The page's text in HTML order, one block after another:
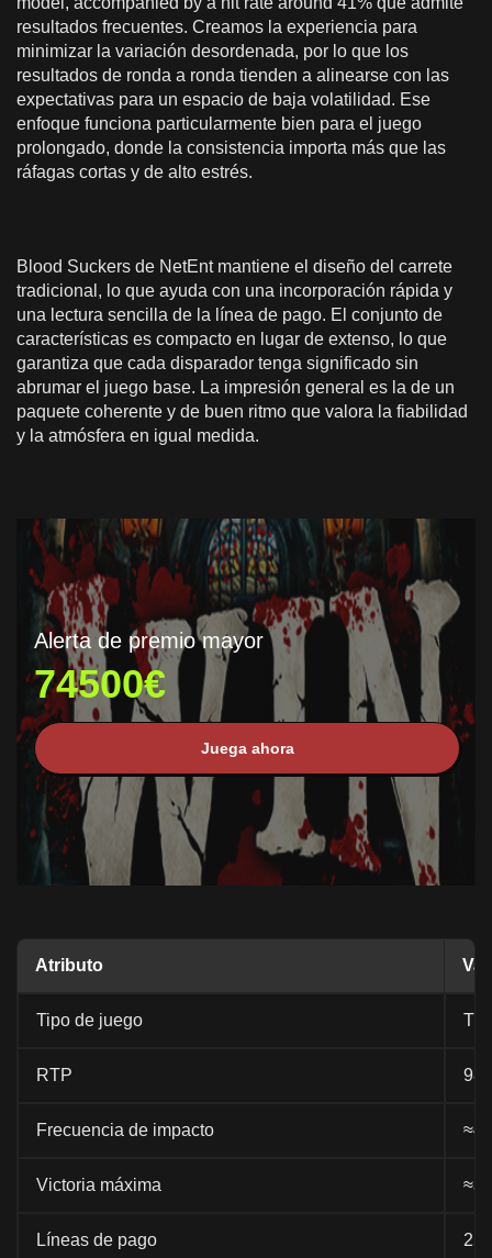
resultados frecuentes. Creamos la experiencia para
minimizar la variación desordenada, por lo que los
resultados de ronda a ronda tienden a alinearse con las
expectativas para un espacio de baja volatilidad. Ese
enfoque funciona particularmente bien para el juego
prolongado, donde la consistencia importa más que las
ráfagas cortas y de alto estrés.
Blood Suckers de NetEnt mantiene el diseño del carrete
tradicional, lo que ayuda con una incorporación rápida y
una lectura sencilla de la línea de pago. El conjunto de
características es compacto en lugar de extenso, lo que
garantiza que cada disparador tenga significado sin
abrumar el juego base. La impresión general es la de un
paquete coherente y de buen ritmo que valora la fiabilidad
y la atmósfera en igual medida.
Alerta de premio mayor
74500€
Juega ahora
Atributo
Tipo de juego
RTP
Frecuencia de impacto
Victoria máxima
Líneas de pago 25